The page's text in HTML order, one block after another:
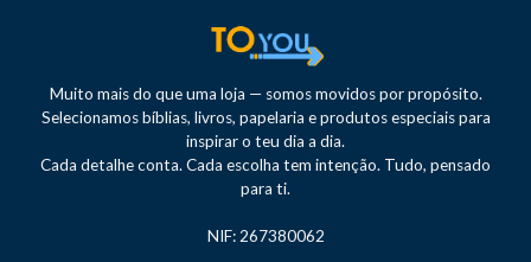
Muito mais do que uma loja — somos movidos por propósito.
Selecionamos bíblias, livros, papelaria e produtos especiais para
inspirar o teu dia a dia.
Cada detalhe conta. Cada escolha tem intenção. Tudo, pensado
para ti.
NIF: 267380062